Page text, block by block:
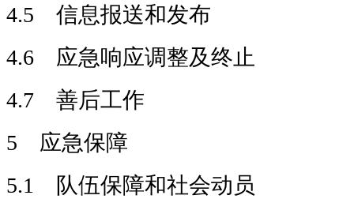
4.5 信息报送和发布
4.6 应急响应调整及终止
4.7 善后工作
5 应急保障
5.1 队伍保障和社会动员